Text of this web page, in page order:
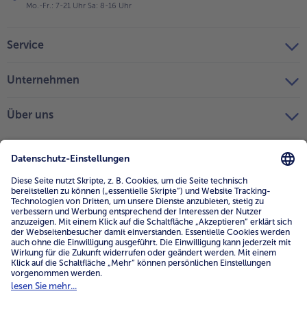
Mo.-Fr.: 7-21 Uhr Sa: 8-16 Uhr
Service
Unternehmen
Über uns